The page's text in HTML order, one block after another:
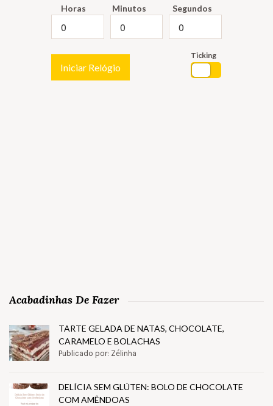
Horas Minutos Segundos
Iniciar Relógio
Ticking
Acabadinhas De Fazer
TARTE GELADA DE NATAS, CHOCOLATE,
CARAMELO E BOLACHAS
Publicado por: Zélinha
DELÍCIA SEM GLÚTEN: BOLO DE CHOCOLATE
COM AMÊNDOAS